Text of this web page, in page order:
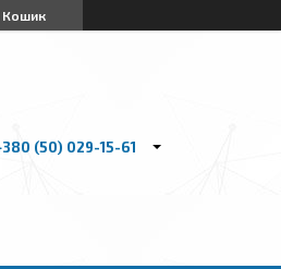
Кошик
(50) 029-15-61